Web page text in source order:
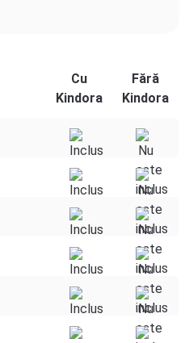
cu și fără Kindora
Cu
Kindora
Fără
Kindora